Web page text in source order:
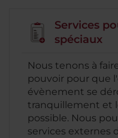
Services
spéciaux
Nous tenons à
pouvoir pour que
évènement se
tranquillement et
possible. Nous
services externes